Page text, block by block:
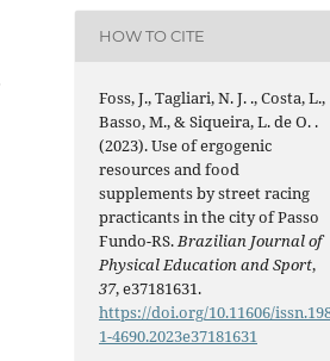
HOW TO CITE
Foss, J., Tagliari, N. J. ., Costa, L.,
Basso, M., & Siqueira, L. de O. .
(2023). Use of ergogenic
resources and food
supplements by street racing
practicants in the city of Passo
Fundo-RS. Brazilian Journal of
Physical Education and Sport,
37, e37181631.
https://doi.org/10.11606/
1-4690.2023e37181631